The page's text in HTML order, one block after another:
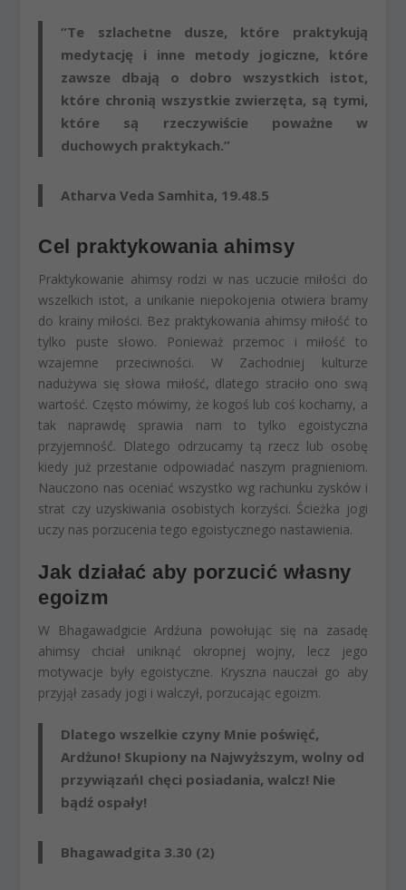
“Te szlachetne dusze, które praktykują
medytację i inne metody jogiczne, które
zawsze dbają o dobro wszystkich istot,
które chronią wszystkie zwierzęta, są tymi,
które są rzeczywiście poważne w
duchowych praktykach.”
Atharva Veda Samhita, 19.48.5
Cel praktykowania ahimsy
Praktykowanie ahimsy rodzi w nas uczucie miłości do
wszelkich istot, a unikanie niepokojenia otwiera bramy
do krainy miłości. Bez praktykowania ahimsy miłość to
tylko puste słowo. Ponieważ przemoc i miłość to
wzajemne przeciwności. W Zachodniej kulturze
nadużywa się słowa miłość, dlatego straciło ono swą
wartość. Często mówimy, że kogoś lub coś kochamy, a
tak naprawdę sprawia nam to tylko egoistyczna
przyjemność. Dlatego odrzucamy tą rzecz lub osobę
kiedy już przestanie odpowiadać naszym pragnieniom.
Nauczono nas oceniać wszystko wg rachunku zysków i
strat czy uzyskiwania osobistych korzyści. Ścieżka jogi
uczy nas porzucenia tego egoistycznego nastawienia.
Jak działać aby porzucić własny
egoizm
W Bhagawadgicie Ardźuna powołując się na zasadę
ahimsy chciał uniknąć okropnej wojny, lecz jego
motywacje były egoistyczne. Kryszna nauczał go aby
przyjął zasady jogi i walczył, porzucając egoizm.
Dlatego wszelkie czyny Mnie poświęć,
Ardżuno! Skupiony na Najwyższym, wolny od
przywiązańI chęci posiadania, walcz! Nie
bądź ospały!
Bhagawadgita 3.30 (2)